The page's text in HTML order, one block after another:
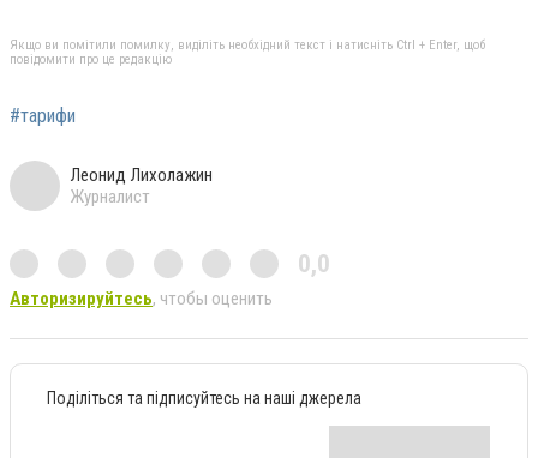
Якщо ви помітили помилку, виділіть необхідний текст і натисніть Ctrl + Enter, щоб
повідомити про це редакцію
#тарифи
Леонид Лихолажин
Журналист
0,0
Авторизируйтесь, чтобы оценить
Поділіться та підписуйтесь на наші джерела